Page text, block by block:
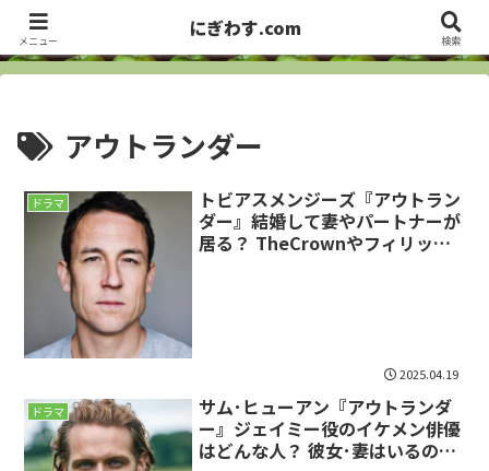
洋画・海外ドラマ俳優、セレブから、お笑い芸人まで ・・・ サラっとズバっ
とCheck it out!!
アウトランダー
ドラマ
トビアスメンジーズ『アウトラン
ダー』結婚して妻やパートナーが
居る？ TheCrownやフィリップ
2025.04.19
ドラマ
サム･ヒューアン『アウトランダ
ー』ジェイミー役のイケメン俳優
はどんな人？ 彼女･妻はいるの？
メニュー
にぎわす.com
検索